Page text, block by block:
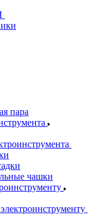
пара
чашки